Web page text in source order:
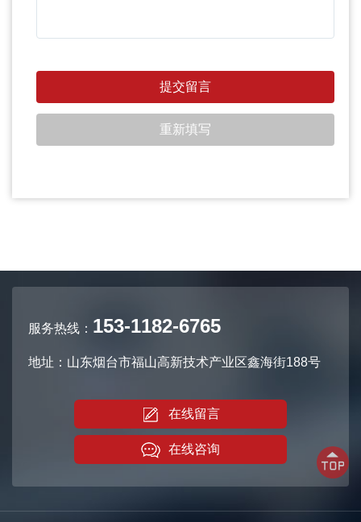
服务热线： 153-1182-6765
地址：山东烟台市福山高新技术产业区鑫海街188号
在线留言
在线咨询